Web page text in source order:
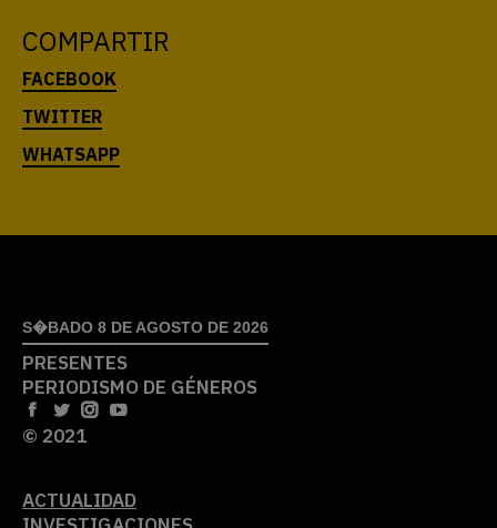
COMPARTIR
S�BADO 8 DE AGOSTO DE 2026
PRESENTES
PERIODISMO DE GÉNEROS
© 2021
ACTUALIDAD